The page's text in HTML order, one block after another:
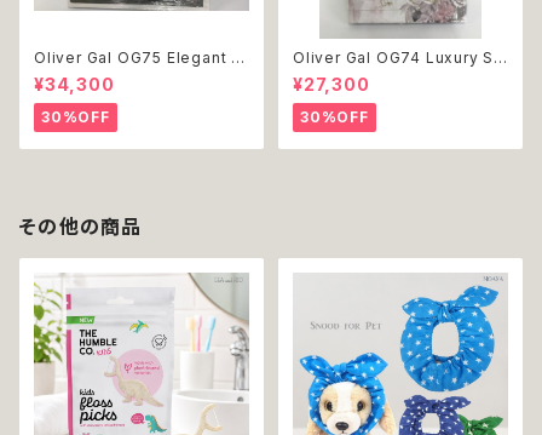
Oliver Gal OG75 Elegant E
ssentials Paris 絵 アート イ
ンテリア お祝い 贈り物 プレゼ
ント 結婚 新築 開店 周年 バー
スデイ 誕生日 ご褒美
¥34,300
30%OFF
Oliver Gal OG74 Luxury St
acked Shoes Rose Giftbo
x 絵 アート インテリア お祝い
贈り物 プレゼント 結婚 新築 開
店 周年 バースデイ 誕生日 ご褒
美
¥27,300
30%OFF
その他の商品